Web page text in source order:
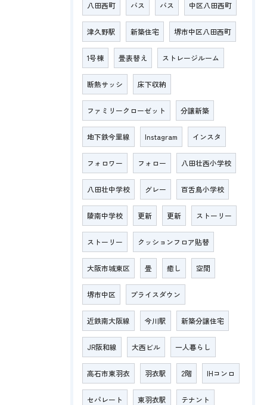
八田西町 バス バス 中区八田西町
津久野駅 新築住宅 堺市中区八田西町
1号棟 畳表替え ストレージルーム
断熱サッシ 床下収納
ファミリークローゼット 分譲新築
地下鉄今里線 Instagram インスタ
フォロワー フォロー 八田壮西小学校
八田壮中学校 グレー 百舌鳥小学校
陵南中学校 更新 更新 ストーリー
ストーリー クッションフロア貼替
大阪市城東区 畳 癒し 空間
堺市中区 プライスダウン
近鉄南大阪線 今川駅 新築分譲住宅
JR阪和線 大西ビル 一人暮らし
高石市東羽衣 羽衣駅 2階 IHコンロ
セパレート 東羽衣駅 テナント